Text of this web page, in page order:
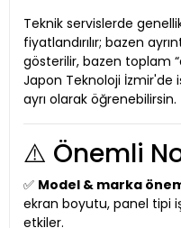
Teknik servislerde
fiyatlandırılır; bazen
gösterilir, bazen toplam
Japon Teknoloji İzmir'de
ayrı olarak öğrenebilirsin.
⚠️ Önemli
✅ Model & marka
ekran boyutu, panel tipi
etkiler.